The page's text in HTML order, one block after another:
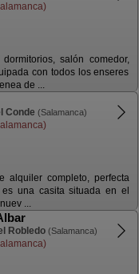
salón comedor,
con todos los enseres
de ...
Conde (Salamanca)
alquiler completo, perfecta
una casita situada en el
...
Robledo (Salamanca)